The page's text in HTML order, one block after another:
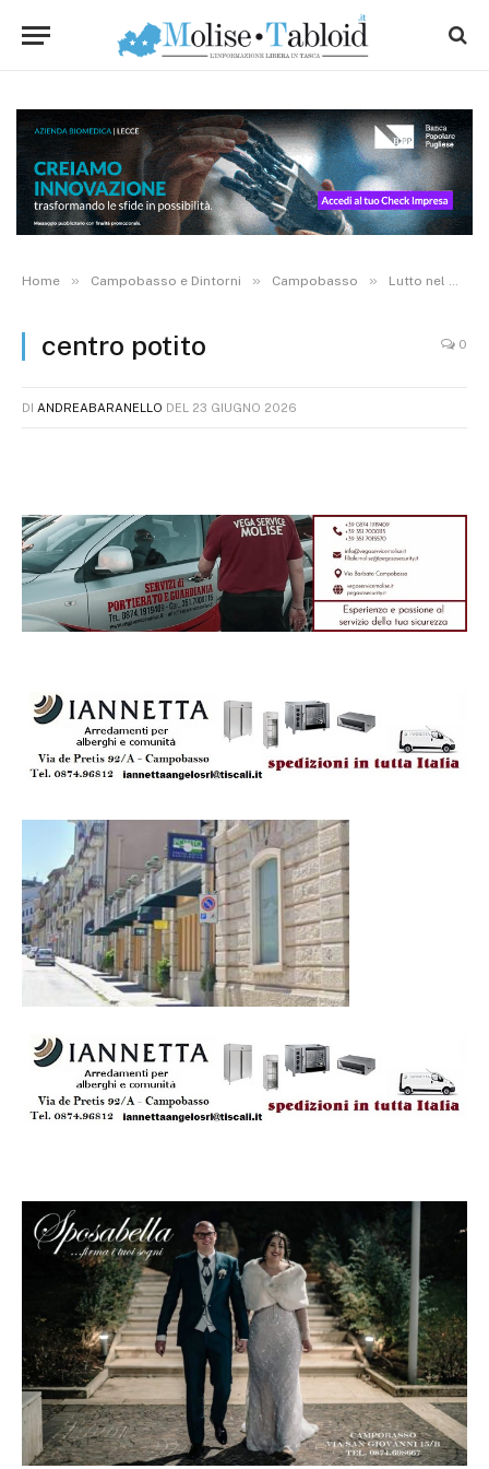
Home » Campobasso e Dintorni » Campobasso » Lutto nel mondo medico: si spegne a 65 anni Francesco Potito, titolare del noto centro radiologico
centro potito 0
DI ANDREABARANELLO DEL 23 GIUGNO 2026